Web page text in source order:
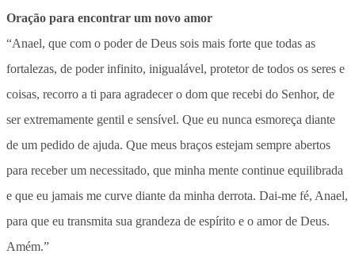
Oração para encontrar um novo amor
“Anael, que com o poder de Deus sois mais forte que todas as
fortalezas, de poder infinito, inigualável, protetor de todos os seres e
coisas, recorro a ti para agradecer o dom que recebi do Senhor, de
ser extremamente gentil e sensível. Que eu nunca esmoreça diante
de um pedido de ajuda. Que meus braços estejam sempre abertos
para receber um necessitado, que minha mente continue equilibrada
e que eu jamais me curve diante da minha derrota. Dai-me fé, Anael,
para que eu transmita sua grandeza de espírito e o amor de Deus.
Amém.”